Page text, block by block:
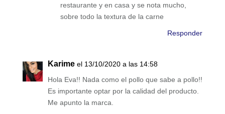
restaurante y en casa y se nota mucho,
sobre todo la textura de la carne
Responder
Karime el 13/10/2020 a las 14:58
Hola Eva!! Nada como el pollo que sabe a pollo!!
Es importante optar por la calidad del producto.
Me apunto la marca.